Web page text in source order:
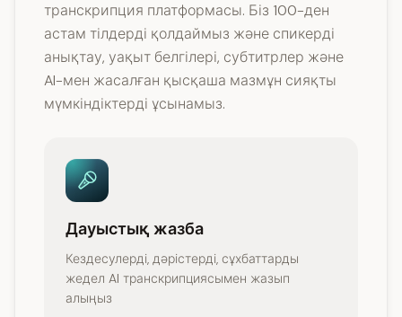
транскрипция платформасы. Біз 100-ден
астам тілдерді қолдаймыз және спикерді
анықтау, уақыт белгілері, субтитрлер және
AI-мен жасалған қысқаша мазмұн сияқты
мүмкіндіктерді ұсынамыз.
Дауыстық жазба
Кездесулерді, дәрістерді, сұхбаттарды
жедел AI транскрипциясымен жазып
алыңыз